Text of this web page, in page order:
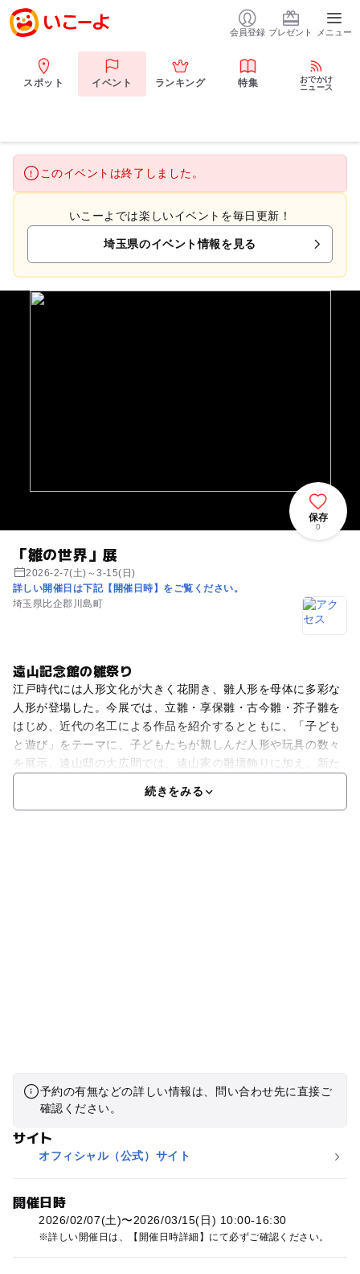
会員登録 プレゼント メニュー
スポット イベント ランキング 特集
おでかけ
ニュース
このイベントは終了しました。
いこーよでは楽しいイベントを毎日更新！
埼玉県のイベント情報を見る
「雛の世界」展
2026-2-7(土)～3-15(日)
詳しい開催日は下記【開催日時】をご覧ください。
埼玉県比企郡川島町
保存
0
遠山記念館の雛祭り
江戸時代には人形文化が大きく花開き、雛人形を母体に多彩な
人形が登場した。今展では、立雛・享保雛・古今雛・芥子雛を
はじめ、近代の名工による作品を紹介するとともに、「子ども
と遊び」をテーマに、子どもたちが親しんだ人形や玩具の数々
を展示。遠山邸の大広間では、遠山家の雛壇飾りに加え、新た
続きをみる
予約の有無などの詳しい情報は、問い合わせ先に直接ご
確認ください。
サイト
オフィシャル（公式）サイト
開催日時
2026/02/07(土)〜2026/03/15(日) 10:00-16:30
詳しい開催日は、【開催日時詳細】にて必ずご確認ください。